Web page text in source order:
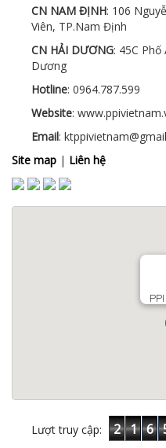
CN NAM ĐỊNH: 106
Viên, TP.Nam Định
CN HẢI DƯƠNG: 45C
Dương
Hotline: 0964.787.599
Website:
Email:
Site map | Liên hệ
Lượt truy cập: 2 1 6